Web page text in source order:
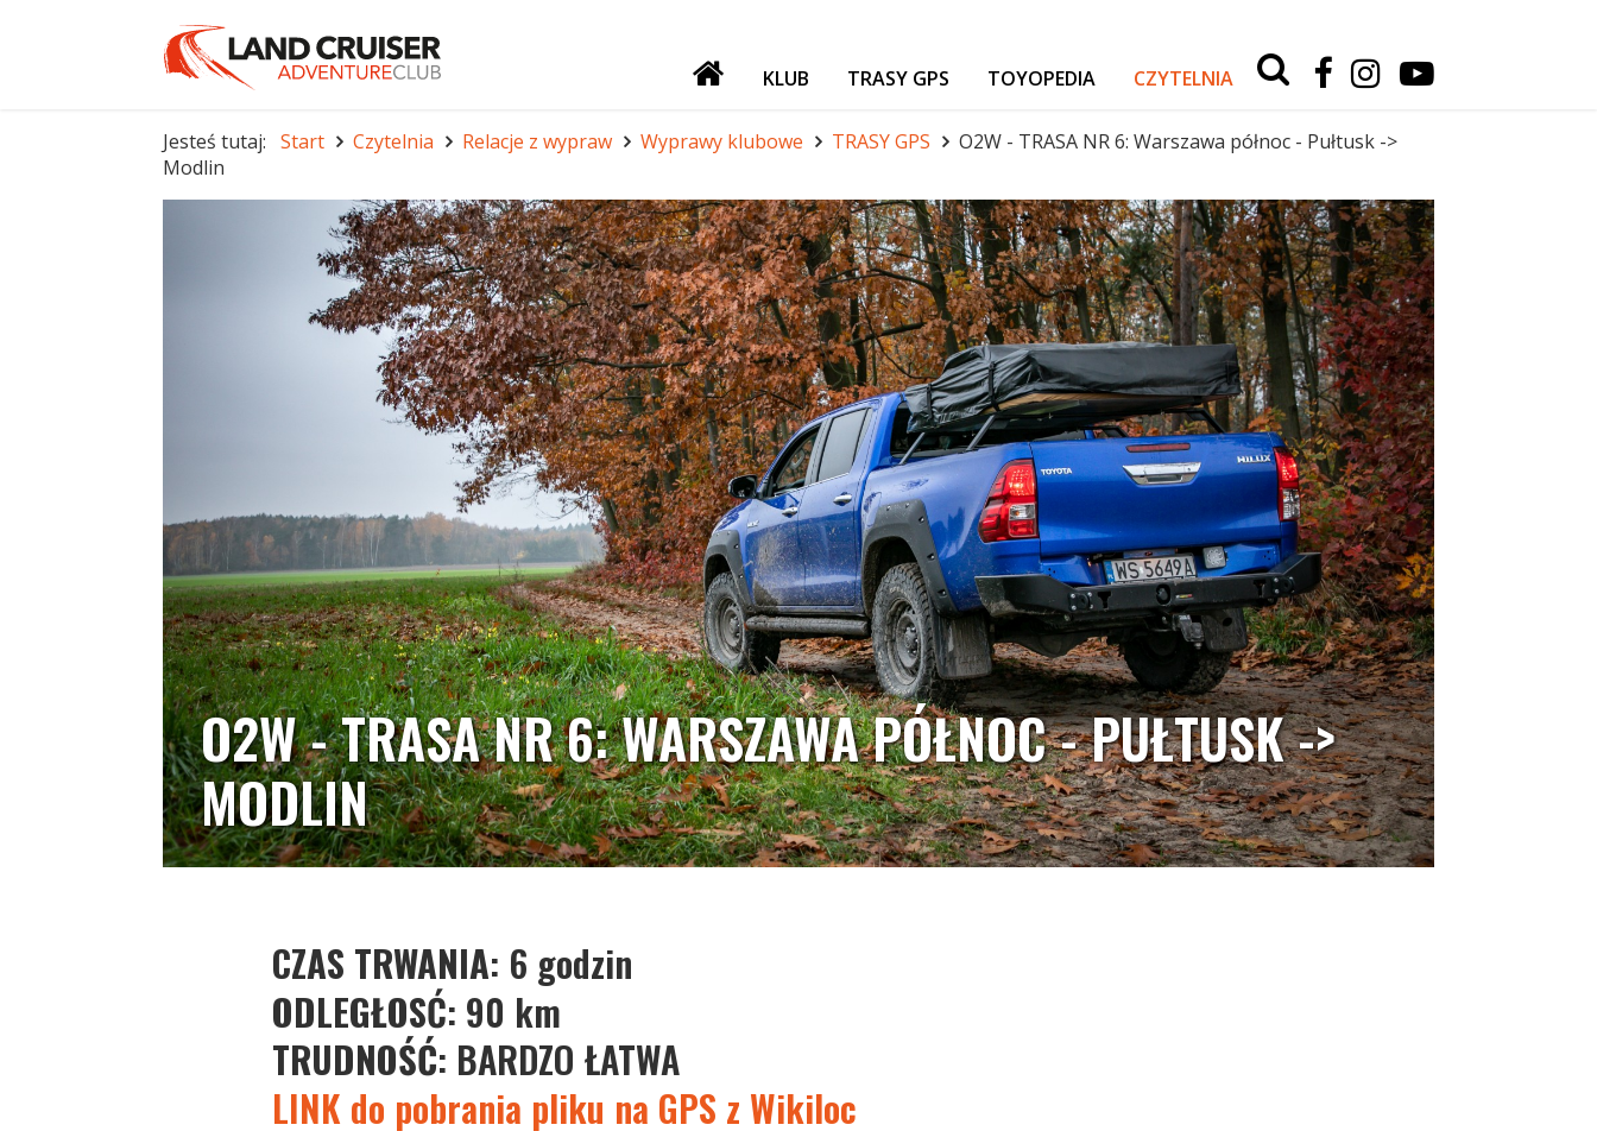
KLUB
GIEŁDA
FORUM TORF
TRASY GPS TOYOPEDIA CZYTELNIA
AKTUALNOŚCI
AUTA
SPORT
characters
results.
Jesteś tutaj: Start Czytelnia Relacje z wypraw Wyprawy klubowe TRASY GPS
O2W - TRASA NR 6: Warszawa północ - Pułtusk ->
Modlin
O2W - TRASA NR 6: WARSZAWA PÓŁNOC - PUŁTUSK ->
MODLIN
CZAS TRWANIA: 6 godzin
ODLEGŁOSĆ: 90 km
TRUDNOŚĆ: BARDZO ŁATWA
LINK do pobrania pliku na GPS z Wikiloc